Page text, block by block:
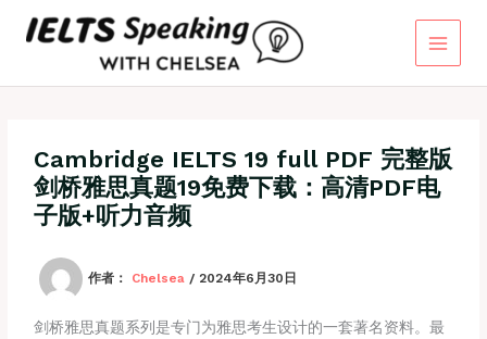
Cambridge IELTS 19 full PDF 完整版
剑桥雅思真题19免费下载：高清PDF电
子版+听力音频
作者： Chelsea / 2024年6月30日
剑桥雅思真题系列是专门为雅思考生设计的一套著名资料。最